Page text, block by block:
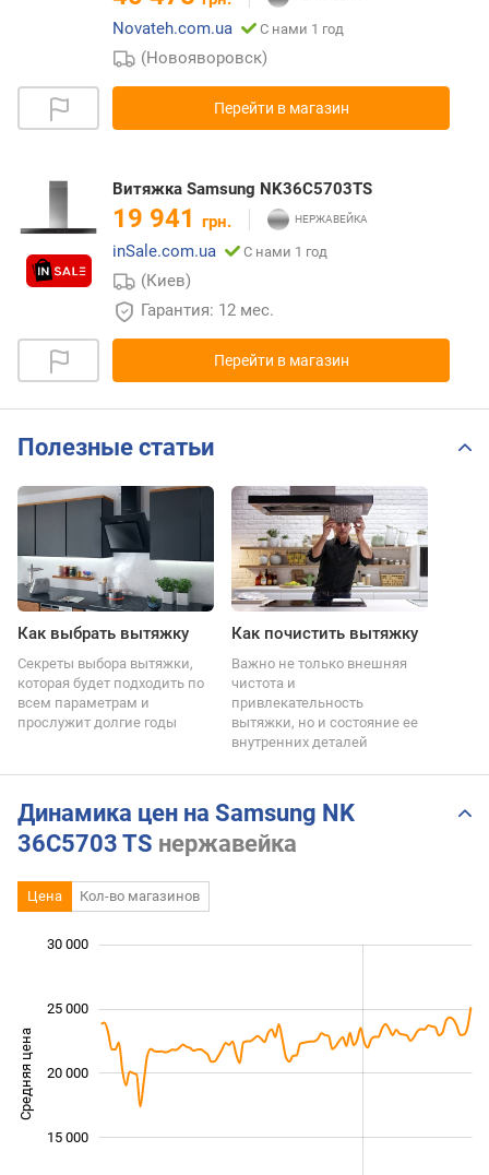
Novateh.com.ua
С нами 1 год
(Новояворовск)
Перейти в магазин
Витяжка Samsung NK36C5703TS
19 941 грн.
inSale.com.ua
С нами 1 год
(Киев)
Гарантия: 12 мес.
Перейти в магазин
Полезные статьи
Как выбрать вытяжку
Секреты выбора вытяжки,
которая будет подходить по
всем параметрам и
прослужит долгие годы
Как почистить вытяжку
Важно не только внешняя
чистота и
привлекательность
вытяжки, но и состояние ее
внутренних деталей
Динамика цен на Samsung NK
36C5703 TS нержавейка
Цена Кол-во магазинов
Средняя цена 12 000
30 000
20 000
25 000
15 000